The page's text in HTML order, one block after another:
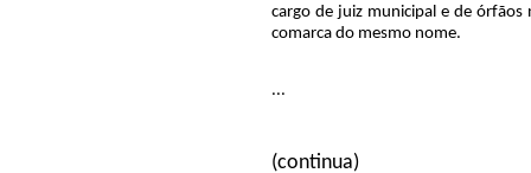
cargo de juiz municipal e de
comarca do mesmo nome.
...
(continua)